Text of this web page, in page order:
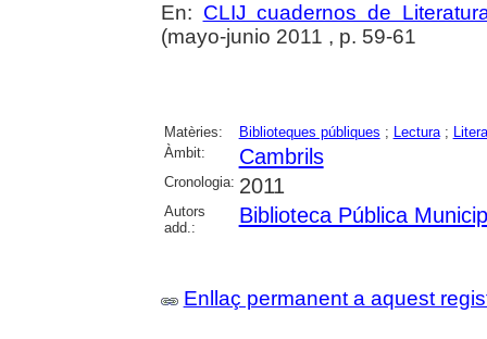
En: CLIJ cuadernos de
(mayo-junio 2011 , p. 59-61
Matèries: Biblioteques públiques ; Lectura;
Àmbit:
Cambrils
Cronologia: 2011
Autors
add.:
Biblioteca Pública
Enllaç permanent a aquest